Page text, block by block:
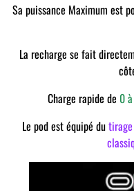
Sa puissance Maximum est
La recharge se fait
Charge rapide de 0
Le pod est équipé du